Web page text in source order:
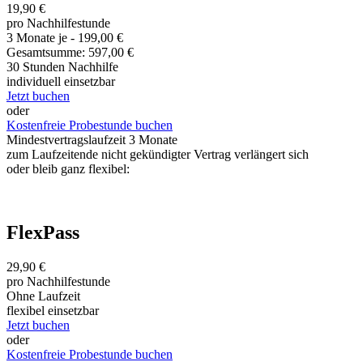
19,90 €
pro Nachhilfestunde
3 Monate je - 199,00 €
Gesamtsumme: 597,00 €
30 Stunden Nachhilfe
individuell einsetzbar
Jetzt buchen
oder
Kostenfreie Probestunde buchen
Mindestvertragslaufzeit 3 Monate
zum Laufzeitende nicht gekündigter Vertrag verlängert sich
oder bleib ganz flexibel:
FlexPass
29,90 €
pro Nachhilfestunde
Ohne Laufzeit
flexibel einsetzbar
Jetzt buchen
oder
Kostenfreie Probestunde buchen